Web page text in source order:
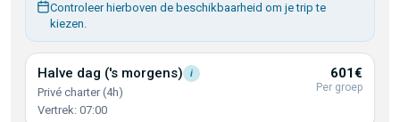
Controleer hierboven de beschikbaarheid om je trip te
kiezen.
Halve dag ('s morgens) i
Privé charter (4h)
Vertrek: 07:00
601€
Per groep